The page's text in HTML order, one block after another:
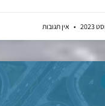
אין תגובות